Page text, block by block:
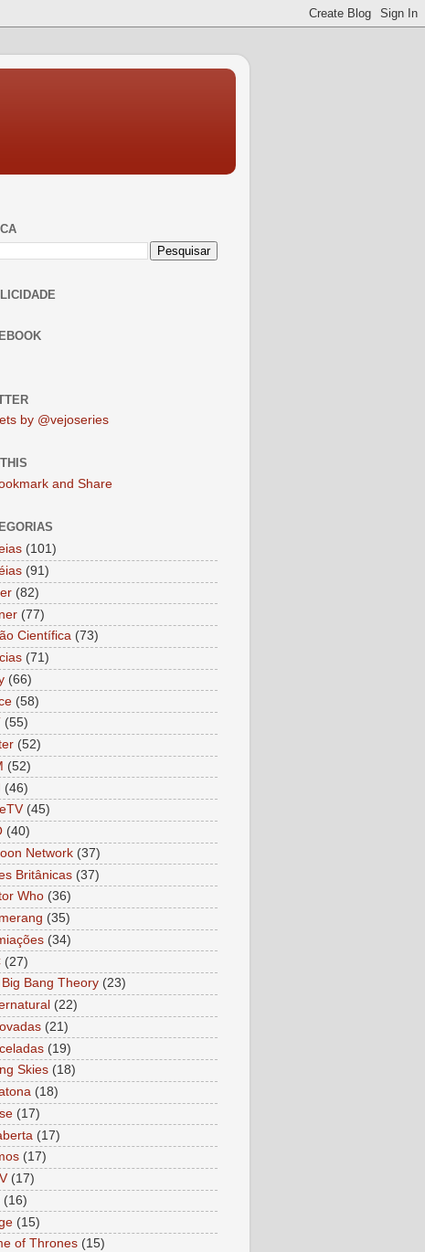
by @vejoseries
(101)
(91)
(82)
(77)
Científica (73)
(71)
(66)
(58)
(55)
(52)
(52)
(46)
(45)
(40)
Network (37)
Britânicas (37)
Who (36)
(35)
(34)
(27)
Bang Theory (23)
(22)
(21)
(19)
Skies (18)
(18)
(17)
(17)
(17)
(17)
(16)
(15)
of Thrones (15)